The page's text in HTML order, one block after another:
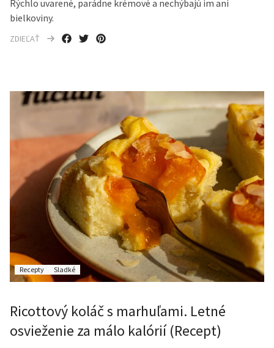
Rýchlo uvarené, parádne krémové a nechýbajú im ani
bielkoviny.
ZDIEĽAŤ
Recepty Sladké
Ricottový koláč s marhuľami. Letné
osvieženie za málo kalórií (Recept)